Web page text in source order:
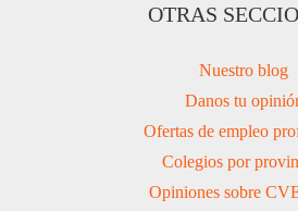
OTRAS
Nuestro blog
Danos tu
Ofertas de empleo
Colegios por
Opiniones sobre